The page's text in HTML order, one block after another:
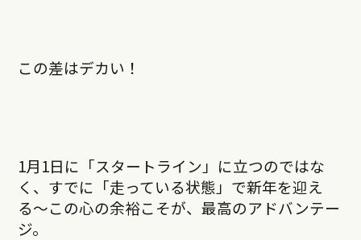
この差はデカい！
1月1日に「スタートライン」に立つのではな
く、すでに「走っている状態」で新年を迎え
る〜この心の余裕こそが、最高のアドバンテー
ジ。